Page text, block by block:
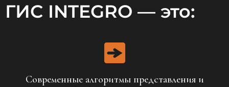
ГИС INTEGRO — это:
Современные алгоритмы представления и